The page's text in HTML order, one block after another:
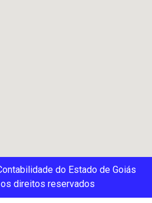
do Estado de Goiás
direitos reservados